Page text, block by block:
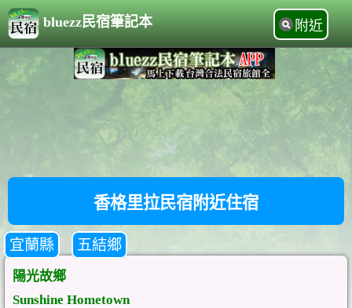
bluezz民宿筆記本 附近
香格里拉民宿附近住宿
宜蘭縣 五結鄉
陽光故鄉
Sunshine Hometown